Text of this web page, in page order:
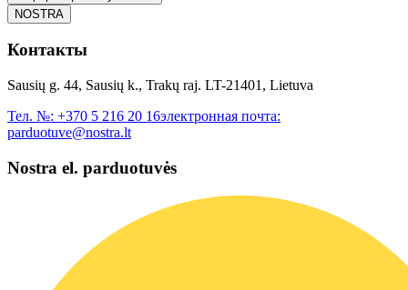
NOSTRA
Контакты
Sausių g. 44, Sausių k., Trakų raj. LT-21401, Lietuva
Тел. №: +370 5 216 20 16электронная почта:
parduotuve@nostra.lt
Nostra el. parduotuvės